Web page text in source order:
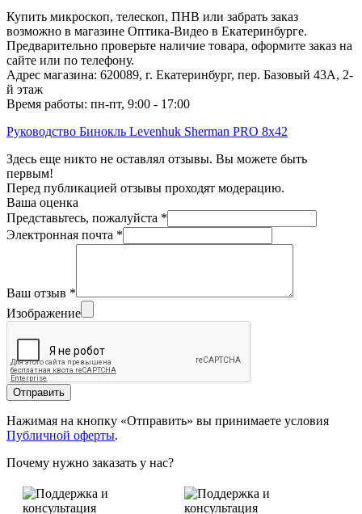
Купить микроскоп, телескоп, ПНВ или забрать заказ
возможно в магазине Оптика-Видео в Екатеринбурге.
Предварительно проверьте наличие товара, оформите заказ на
сайте или по телефону.
Адрес магазина: 620089, г. Екатеринбург, пер. Базовый 43А, 2-
й этаж
Время работы: пн-пт, 9:00 - 17:00
Руководство Бинокль Levenhuk Sherman PRO 8x42
Здесь еще никто не оставлял отзывы. Вы можете быть
первым!
Перед публикацией отзывы проходят модерацию.
Ваша оценка
Представьтесь, пожалуйста *
Электронная почта *
Ваш отзыв *
Изображение
Отправить
Нажимая на кнопку «Отправить» вы принимаете условия
Публичной оферты.
Почему нужно заказать у нас?